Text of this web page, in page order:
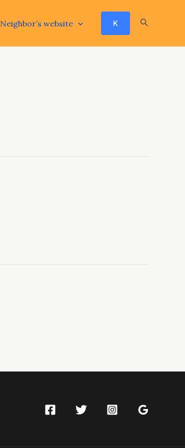
Neighbor’s website K Search